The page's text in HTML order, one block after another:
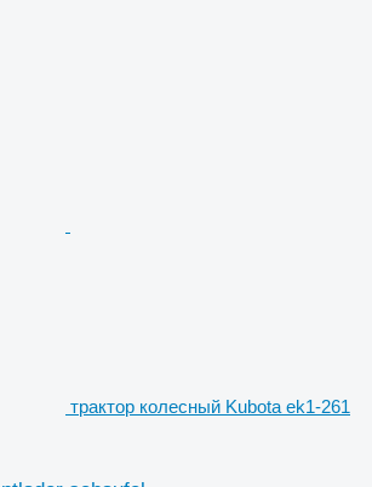
трактор колесный Kubota ek1-261